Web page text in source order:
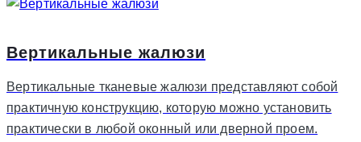
Вертикальные жалюзи
Вертикальные тканевые жалюзи представляют собой
практичную конструкцию, которую можно установить
практически в любой оконный или дверной проем.